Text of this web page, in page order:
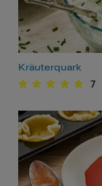
Kräuterquark
7